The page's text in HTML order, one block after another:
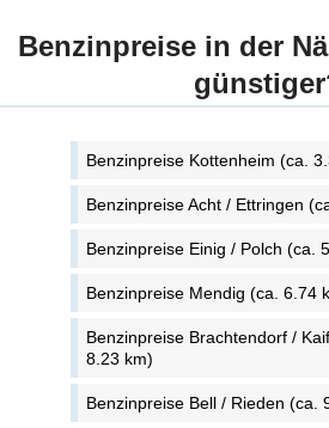
Benzinpreise in der
Benzinpreise Kottenheim (ca.
Benzinpreise Acht / Ettringen
Benzinpreise Einig / Polch (ca.
Benzinpreise Mendig (ca. 6.74
Benzinpreise Brachtendorf /
8.23 km)
Benzinpreise Bell / Rieden (ca.